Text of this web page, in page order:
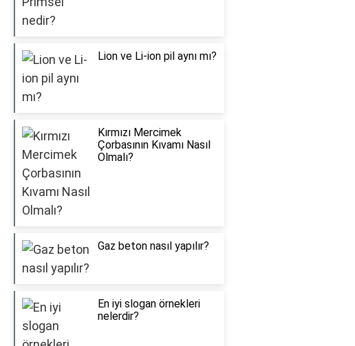
Lion ve Li-ion pil aynı mı?
Kırmızı Mercimek
Çorbasının Kıvamı Nasıl
Olmalı?
Gaz beton nasıl yapılır?
En iyi slogan örnekleri
nelerdir?